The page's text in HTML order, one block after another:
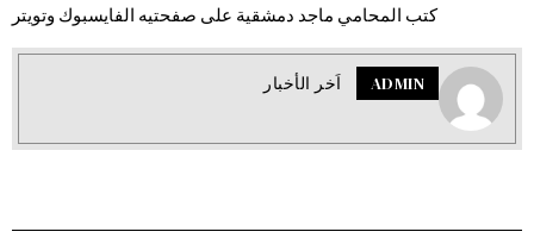
كتب المحامي ماجد دمشقية على صفحتيه الفايسبوك وتويتر
ADMIN اَخر الأخبار